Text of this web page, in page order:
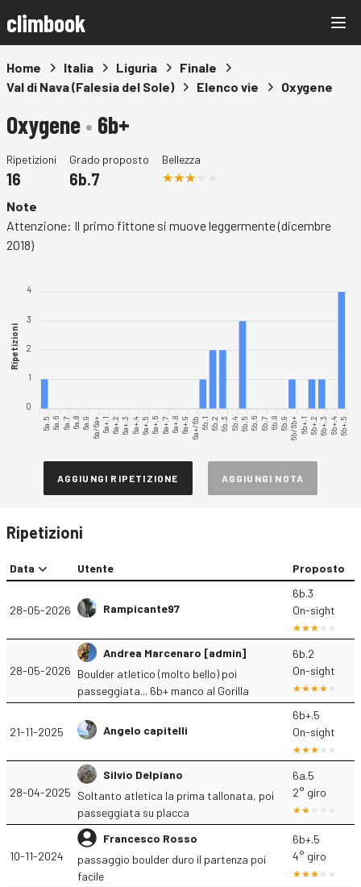
climbook
Home Italia Liguria
Finale
Val di Nava (Falesia del Sole)
Elenco vie Oxygene
Oxygene• 6b+
Ripetizioni
16
Grado proposto
6b.7
Bellezza
Note
Attenzione: Il primo fittone si muove leggermente (dicembre
2018)
4
3
2
1
0
Ripetizioni
6a.5 6a.6 6a.7 6a.8 6a.9 6a/6a+ 6a+.1 6a+.2 6a+.3 6a+.4 6a+.5 6a+.6 6a+.7 6a+.8 6a+.9 6a+/6b 6b.1 6b.2 6b.3 6b.4 6b.5 6b.6 6b.7 6b.8 6b.9 6b/6b+ 6b+.1 6b+.2 6b+.3 6b+.4 6b+.5
AGGIUNGI RIPETIZIONE AGGIUNGI NOTA
Ripetizioni
Data Utente Proposto
28-05-2026 Rampicante97
6b.3
On-sight
28-05-2026
Andrea Marcenaro [admin]
Boulder atletico (molto bello) poi
passeggiata... 6b+ manco al Gorilla
6b.2
On-sight
21-11-2025 Angelo capitelli
6b+.5
On-sight
28-04-2025
Silvio Delpiano
Soltanto atletica la prima tallonata, poi
passeggiata su placca
6a.5
2° giro
10-11-2024
Francesco Rosso
passaggio boulder duro il partenza poi
facile
6b+.5
4° giro